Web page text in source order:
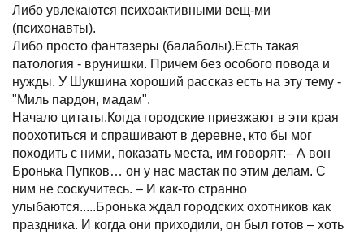
Либо увлекаются психоактивными вещ-ми
(психонавты).
Либо просто фантазеры (балаболы).Есть такая
патология - врунишки. Причем без особого повода и
нужды. У Шукшина хороший рассказ есть на эту тему -
"Миль пардон, мадам".
Начало цитаты.Когда городские приезжают в эти края
поохотиться и спрашивают в деревне, кто бы мог
походить с ними, показать места, им говорят:– А вон
Бронька Пупков… он у нас мастак по этим делам. С
ним не соскучитесь. – И как-то странно
улыбаются.....Бронька ждал городских охотников как
праздника. И когда они приходили, он был готов – хоть